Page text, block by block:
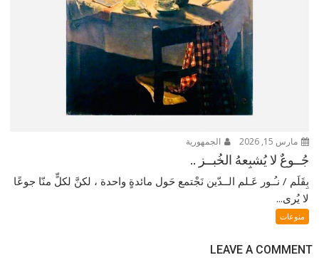
مارس 15, 2026 الجمهورية
جُــوعٌ لا يُشبِعهُ الخُبــز ..
بِقَلَم / نـُـور عَـلم الــدّين نَجْتمع حَول مائدةٍ واحدة ، لكنَّ لكلٍّ منّا جوعًا
لا يُرى...
منوعات
LEAVE A COMMENT